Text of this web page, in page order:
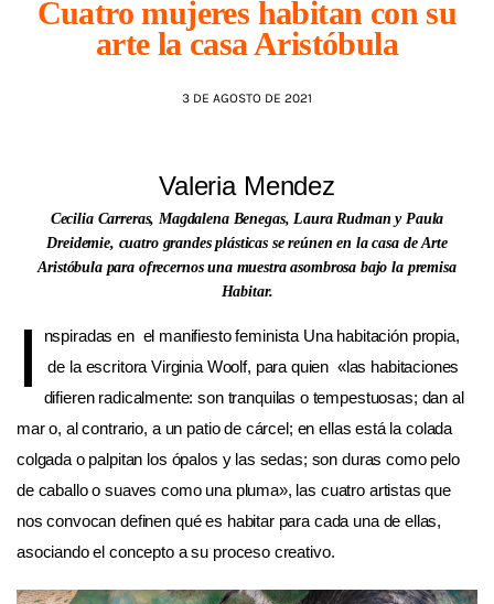
AGENDA
Cuatro mujeres habitan con su
arte la casa Aristóbula
3 DE AGOSTO DE 2021
Valeria Mendez
Cecilia Carreras, Magdalena Benegas, Laura Rudman y Paula
Dreidemie, cuatro grandes plásticas se reúnen en la casa de Arte
Aristóbula para ofrecernos una muestra asombrosa bajo la premisa
Habitar.
I
nspiradas en el manifiesto feminista Una habitación propia,
de la escritora Virginia Woolf, para quien «las habitaciones
difieren radicalmente: son tranquilas o tempestuosas; dan al
mar o, al contrario, a un patio de cárcel; en ellas está la colada
colgada o palpitan los ópalos y las sedas; son duras como pelo
de caballo o suaves como una pluma», las cuatro artistas que
nos convocan definen qué es habitar para cada una de ellas,
asociando el concepto a su proceso creativo.